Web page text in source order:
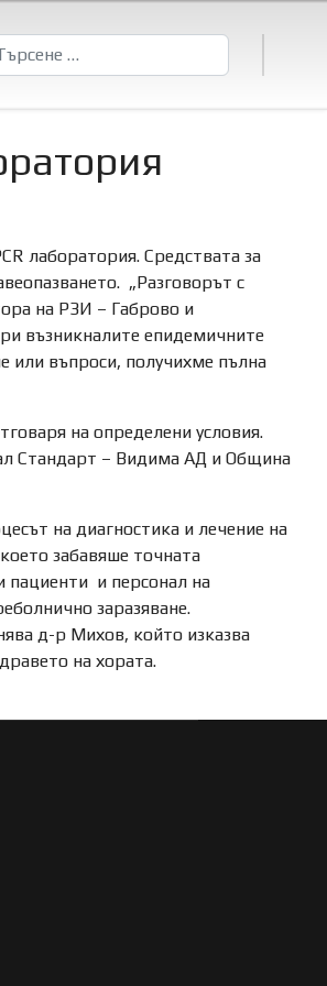
лаборатория. Средствата за
„Разговорът с
на РЗИ – Габрово и
възникналите епидемичните
или въпроси, получихме пълна
на определени условия.
Стандарт – Видима АД и Община
на диагностика и лечение на
забавяше точната
пациенти и персонал на
заразяване.
д-р Михов, който изказва
на хората.